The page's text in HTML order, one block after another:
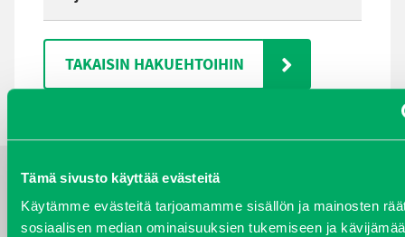
Tämä sivusto käyttää evästeitä
Käytämme evästeitä tarjoamamme sisällön ja mainosten
sosiaalisen median ominaisuuksien tukemiseen ja
TAKAISIN HAKUEHTOIHIN
YHTEYSTIEDOT